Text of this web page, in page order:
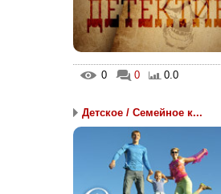
0 0 0.0
Детское / Семейное к...